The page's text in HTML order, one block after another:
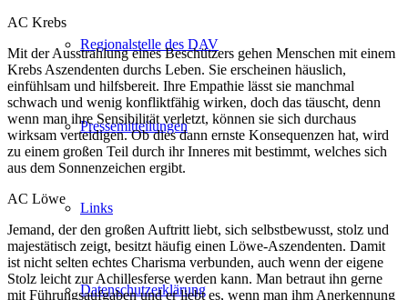
Regionalstelle des DAV
Pressemitteilungen
Links
Datenschutzerklärung
AC Krebs
Mit der Ausstrahlung eines Beschützers gehen Menschen mit einem
Krebs Aszendenten durchs Leben. Sie erscheinen häuslich,
einfühlsam und hilfsbereit. Ihre Empathie lässt sie manchmal
schwach und wenig konfliktfähig wirken, doch das täuscht, denn
wenn man ihre Sensibilität verletzt, können sie sich durchaus
wirksam verteidigen. Ob dies dann ernste Konsequenzen hat, wird
zu einem großen Teil durch ihr Inneres mit bestimmt, welches sich
aus dem Sonnenzeichen ergibt.
AC Löwe
Jemand, der den großen Auftritt liebt, sich selbstbewusst, stolz und
majestätisch zeigt, besitzt häufig einen Löwe-Aszendenten. Damit
ist nicht selten echtes Charisma verbunden, auch wenn der eigene
Stolz leicht zur Achillesferse werden kann. Man betraut ihn gerne
mit Führungsaufgaben und er liebt es, wenn man ihm Anerkennung